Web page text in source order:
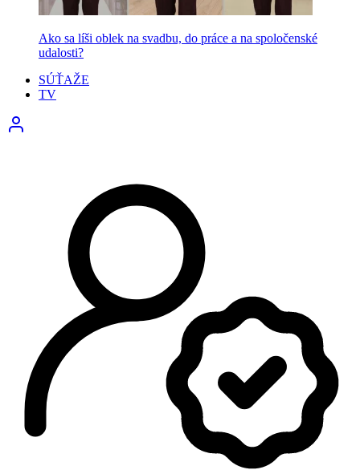
Ako sa líši oblek na svadbu, do práce a na spoločenské
udalosti?
SÚŤAŽE
TV